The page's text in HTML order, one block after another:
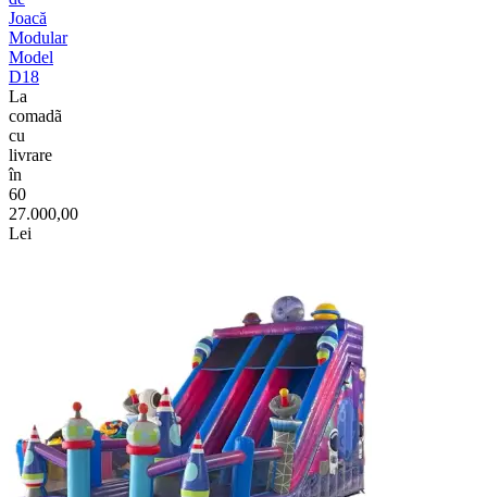
Joacă
Modular
Model
D18
La
comadã
cu
livrare
în
60
27.000,00
Lei